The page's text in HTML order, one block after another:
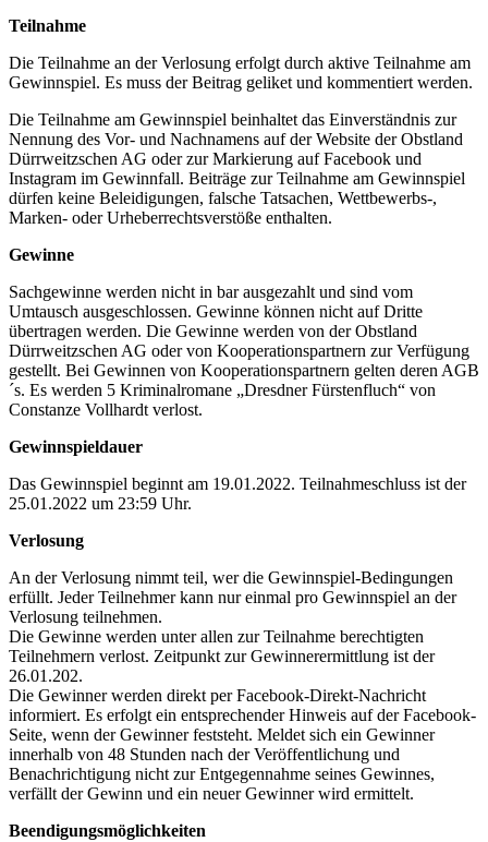
Teilnahme
Die Teilnahme an der Verlosung erfolgt durch aktive Teilnahme am
Gewinnspiel. Es muss der Beitrag geliket und kommentiert werden.
Die Teilnahme am Gewinnspiel beinhaltet das Einverständnis zur
Nennung des Vor- und Nachnamens auf der Website der Obstland
Dürrweitzschen AG oder zur Markierung auf Facebook und
Instagram im Gewinnfall. Beiträge zur Teilnahme am Gewinnspiel
dürfen keine Beleidigungen, falsche Tatsachen, Wettbewerbs-,
Marken- oder Urheberrechtsverstöße enthalten.
Gewinne
Sachgewinne werden nicht in bar ausgezahlt und sind vom
Umtausch ausgeschlossen. Gewinne können nicht auf Dritte
übertragen werden. Die Gewinne werden von der Obstland
Dürrweitzschen AG oder von Kooperationspartnern zur Verfügung
gestellt. Bei Gewinnen von Kooperationspartnern gelten deren AGB
´s. Es werden 5 Kriminalromane „Dresdner Fürstenfluch“ von
Constanze Vollhardt verlost.
Gewinnspieldauer
Das Gewinnspiel beginnt am 19.01.2022. Teilnahmeschluss ist der
25.01.2022 um 23:59 Uhr.
Verlosung
An der Verlosung nimmt teil, wer die Gewinnspiel-Bedingungen
erfüllt. Jeder Teilnehmer kann nur einmal pro Gewinnspiel an der
Verlosung teilnehmen.
Die Gewinne werden unter allen zur Teilnahme berechtigten
Teilnehmern verlost. Zeitpunkt zur Gewinnerermittlung ist der
26.01.202.
Die Gewinner werden direkt per Facebook-Direkt-Nachricht
informiert. Es erfolgt ein entsprechender Hinweis auf der Facebook-
Seite, wenn der Gewinner feststeht. Meldet sich ein Gewinner
innerhalb von 48 Stunden nach der Veröffentlichung und
Benachrichtigung nicht zur Entgegennahme seines Gewinnes,
verfällt der Gewinn und ein neuer Gewinner wird ermittelt.
Beendigungsmöglichkeiten